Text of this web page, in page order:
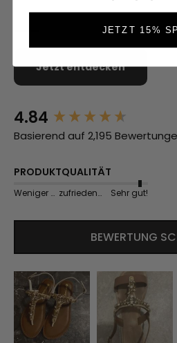
Jetzt entdecken
4.84
Basierend auf 2,195
PRODUKTQUALITÄT
Weniger gut zufriedenstellend Sehr gut!
BEWERTUNG
New content loaded
JETZT 15%